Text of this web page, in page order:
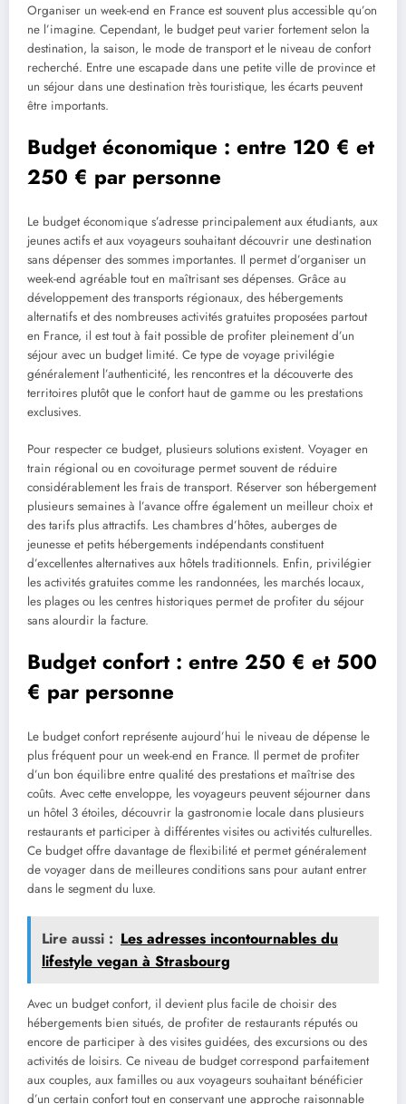
Organiser un week-end en France est souvent plus accessible qu’on
ne l’imagine. Cependant, le budget peut varier fortement selon la
destination, la saison, le mode de transport et le niveau de confort
recherché. Entre une escapade dans une petite ville de province et
un séjour dans une destination très touristique, les écarts peuvent
être importants.
Budget économique : entre 120 € et
250 € par personne
Le budget économique s’adresse principalement aux étudiants, aux
jeunes actifs et aux voyageurs souhaitant découvrir une destination
sans dépenser des sommes importantes. Il permet d’organiser un
week-end agréable tout en maîtrisant ses dépenses. Grâce au
développement des transports régionaux, des hébergements
alternatifs et des nombreuses activités gratuites proposées partout
en France, il est tout à fait possible de profiter pleinement d’un
séjour avec un budget limité. Ce type de voyage privilégie
généralement l’authenticité, les rencontres et la découverte des
territoires plutôt que le confort haut de gamme ou les prestations
exclusives.
Pour respecter ce budget, plusieurs solutions existent. Voyager en
train régional ou en covoiturage permet souvent de réduire
considérablement les frais de transport. Réserver son hébergement
plusieurs semaines à l’avance offre également un meilleur choix et
des tarifs plus attractifs. Les chambres d’hôtes, auberges de
jeunesse et petits hébergements indépendants constituent
d’excellentes alternatives aux hôtels traditionnels. Enfin, privilégier
les activités gratuites comme les randonnées, les marchés locaux,
les plages ou les centres historiques permet de profiter du séjour
sans alourdir la facture.
Budget confort : entre 250 € et 500
€ par personne
Le budget confort représente aujourd’hui le niveau de dépense le
plus fréquent pour un week-end en France. Il permet de profiter
d’un bon équilibre entre qualité des prestations et maîtrise des
coûts. Avec cette enveloppe, les voyageurs peuvent séjourner dans
un hôtel 3 étoiles, découvrir la gastronomie locale dans plusieurs
restaurants et participer à différentes visites ou activités culturelles.
Ce budget offre davantage de flexibilité et permet généralement
de voyager dans de meilleures conditions sans pour autant entrer
dans le segment du luxe.
Lire aussi : Les adresses incontournables du
lifestyle vegan à Strasbourg
Avec un budget confort, il devient plus facile de choisir des
hébergements bien situés, de profiter de restaurants réputés ou
encore de participer à des visites guidées, des excursions ou des
activités de loisirs. Ce niveau de budget correspond parfaitement
aux couples, aux familles ou aux voyageurs souhaitant bénéficier
d’un certain confort tout en conservant une approche raisonnable